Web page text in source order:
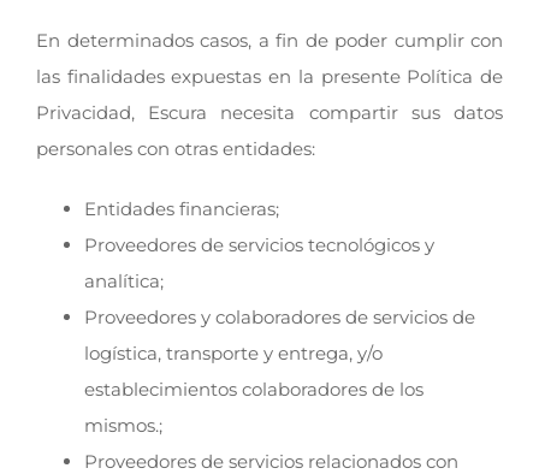
En determinados casos, a fin de poder cumplir con
las finalidades expuestas en la presente Política de
Privacidad, Escura necesita compartir sus datos
personales con otras entidades:
Entidades financieras;
Proveedores de servicios tecnológicos y
analítica;
Proveedores y colaboradores de servicios de
logística, transporte y entrega, y/o
establecimientos colaboradores de los
mismos.;
Proveedores de servicios relacionados con